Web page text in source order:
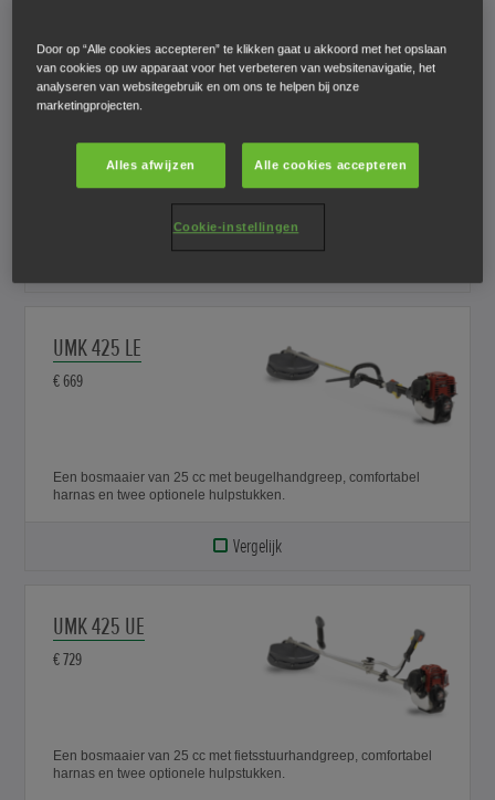
UMS 425
€ 479
UMK 425 LE
€ 669
Een bosmaaier van 25 cc met beugelhandgreep, comfortabel
harnas en twee optionele hulpstukken.
Vergelijk
UMK 425 UE
€ 729
Een bosmaaier van 25 cc met fietsstuurhandgreep, comfortabel
harnas en twee optionele hulpstukken.
Door op “Alle cookies accepteren” te klikken gaat u akkoord met het opslaan
van cookies op uw apparaat voor het verbeteren van websitenavigatie, het
analyseren van websitegebruik en om ons te helpen bij onze
marketingprojecten.
Alles afwijzen Alle cookies accepteren
Cookie-instellingen